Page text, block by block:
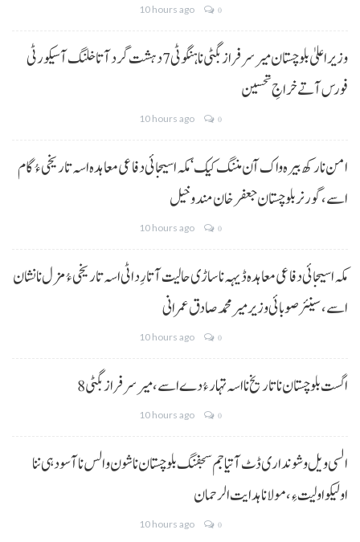
10 hours ago 0
وزیراعلیٰ بلوچستان میر سرفراز بگٹی نا ہنگو ٹی 7 دہشت گرد آتا خلنگ آ سیکورٹی
فورس آتے خراجِ تحسین
10 hours ago 0
امن نا رکھ بیرہ واک آن مننگ کیک‘ مکہ اسیجائی دفاعی معاہدہ اسہ تاریخی ءُ گام
اسے،گورنر بلوچستان جعفر خان مندوخیل
10 hours ago 0
مکہ اسیجائی دفاعی معاہدہ ڈیہہ نا ساڑی حالیت آتا رِد اٹی اسہ تاریخی ءُ مزل نا نشان
اسے،سینئر صوبائی وزیر میر محمد صادق عمرانی
10 hours ago 0
8 اگست بلوچستان نا تاریخ نا اسہ تہار ءُ دے اسے، میرسرفراز بگٹی
10 hours ago 0
السی ویل و شونداری ڈٹ آتیا جم سجفنگ بلوچستان نا شون و الس نا آسودہی ننا
اولیکو اولیت ءِ،مولانا ہدایت الرحمان
10 hours ago 0